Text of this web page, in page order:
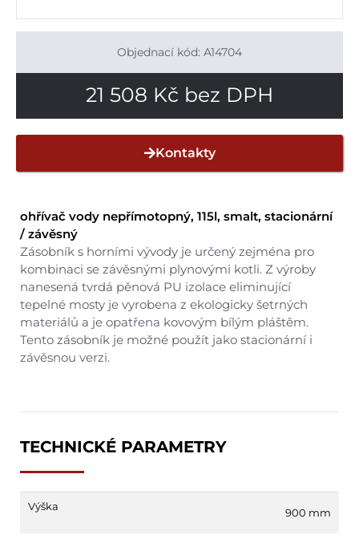
ohřívač vody nepřímotopný, 115l, smalt, stacionární
/ závěsný
Zásobník s horními vývody je určený zejména pro
kombinaci se závěsnými plynovými kotli. Z výroby
nanesená tvrdá pěnová PU izolace eliminující
tepelné mosty je vyrobena z ekologicky šetrných
materiálů a je opatřena kovovým bílým pláštěm.
Tento zásobník je možné použít jako stacionární i
závěsnou verzi.
TECHNICKÉ PARAMETRY
Výška 900 mm
Objednací kód: A14704
21 508 Kč bez DPH
Kontakty